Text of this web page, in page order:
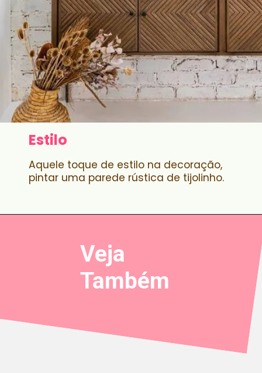
Estilo
Aquele toque de estilo na decoração,
pintar uma parede rústica de tijolinho.
Veja
Também